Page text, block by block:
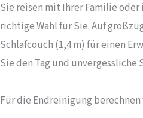
Sie reisen mit Ihrer Familie
richtige Wahl für Sie. Auf
Schlafcouch (1,4 m) für einen
Sie den Tag und
Für die Endreinigung berechnen